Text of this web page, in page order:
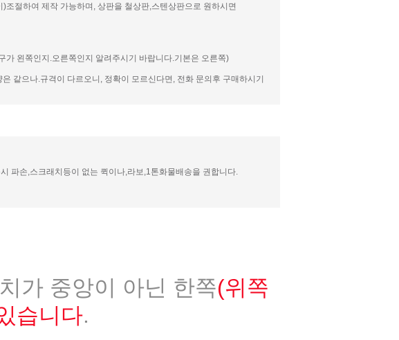
절하여 제작 가능하며, 상판을 철상판,스텐상판으로 원하시면
왼쪽인지.오른쪽인지 알려주시기 바랍니다.기본은 오른쪽)
같으나.규격이 다르오니, 정확이 모르신다면, 전화 문의후 구매하시기
파손,스크래치등이 없는 퀵이나,라보,1톤화물배송을 권합니다.
가 중앙이 아닌 한쪽(위쪽
습니다.